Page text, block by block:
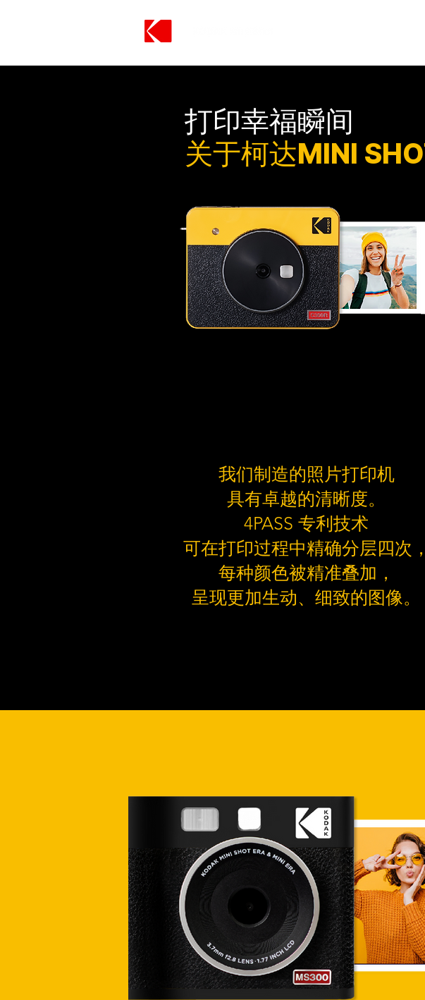
打印幸福瞬间
关于柯达MINI
我们制造的照片打印机
具有卓越的清晰度。
4PASS 专利技术
可在打印过程中精确分层四次，
每种颜色被精准叠加，
呈现更加生动、细致的图像。